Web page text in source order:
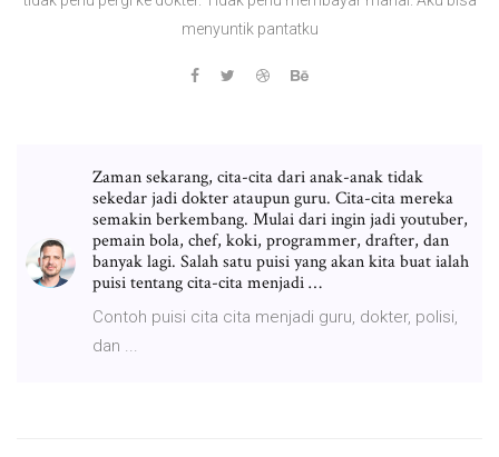
menyuntik pantatku
Zaman sekarang, cita-cita dari anak-anak tidak
sekedar jadi dokter ataupun guru. Cita-cita mereka
semakin berkembang. Mulai dari ingin jadi youtuber,
pemain bola, chef, koki, programmer, drafter, dan
banyak lagi. Salah satu puisi yang akan kita buat ialah
puisi tentang cita-cita menjadi …
Contoh puisi cita cita menjadi guru, dokter, polisi,
dan ...